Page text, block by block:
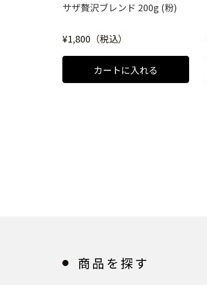
サザ贅沢ブレンド 200g (粉)
¥1,800（税込）
商品を探す